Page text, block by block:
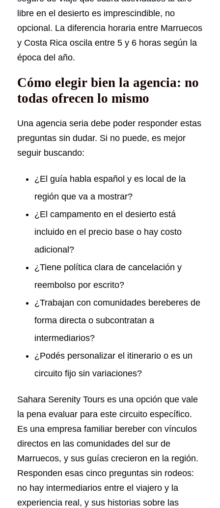
libre en el desierto es imprescindible, no
opcional. La diferencia horaria entre Marruecos
y Costa Rica oscila entre 5 y 6 horas según la
época del año.
Cómo elegir bien la agencia: no
todas ofrecen lo mismo
Una agencia seria debe poder responder estas
preguntas sin dudar. Si no puede, es mejor
seguir buscando:
¿El guía habla español y es local de la
región que va a mostrar?
¿El campamento en el desierto está
incluido en el precio base o hay costo
adicional?
¿Tiene política clara de cancelación y
reembolso por escrito?
¿Trabajan con comunidades bereberes de
forma directa o subcontratan a
intermediarios?
¿Podés personalizar el itinerario o es un
circuito fijo sin variaciones?
Sahara Serenity Tours es una opción que vale
la pena evaluar para este circuito específico.
Es una empresa familiar bereber con vínculos
directos en las comunidades del sur de
Marruecos, y sus guías crecieron en la región.
Responden esas cinco preguntas sin rodeos:
no hay intermediarios entre el viajero y la
experiencia real, y sus historias sobre las